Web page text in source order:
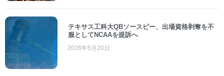
テキサス工科大QBソースビー、出場資格剥奪を不
服としてNCAAを提訴へ
2026年5月20日